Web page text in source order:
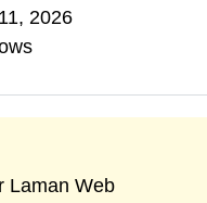
2026
Laman Web